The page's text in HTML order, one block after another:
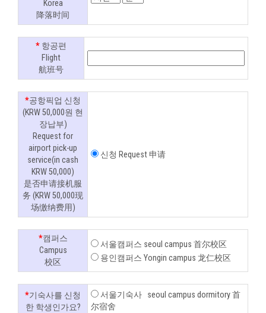
Korea
降落时间
* 항공편
Flight
航班号
*공항픽업 신청
(KRW 50,000원 현
장납부)
Request for
airport pick-up
service(in cash
KRW 50,000)
是否申请接机服
务 (KRW 50,000现
场缴纳费用)
신청 Request 申请
*캠퍼스
Campus
校区
서울캠퍼스 seoul campus 首尔校区
용인캠퍼스 Yongin campus 龙仁校区
*기숙사를 신청
한 학생인가요?
서울기숙사 seoul campus dormitory 首
尔宿舍